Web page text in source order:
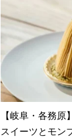
【岐阜・各務原
スイーツとモン